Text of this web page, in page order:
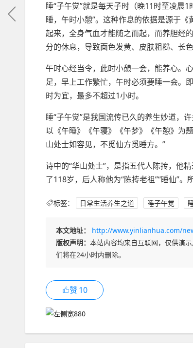
睡“子午觉”就是每天子时（晚11时至凌晨
睡，午时小憩”。这种作息的依据是源于
起来，全身气血才能随之而起，而养胆经
分的休息，导致面色发黄、皮肤粗糙、长
午时心经当令，此时小憩一会，能养心。
足，早上工作繁忙，午时必须要睡一会。
时为宜，最多不超过1小时。
睡“子午觉”是我国流传已久的养生妙道，
以《午睡》《午寝》《午梦》《午憩》为
山处士如容见，不觅仙方觅睡方。”
诗中的“华山处士”，是指五代人陈抟，他
了118岁，后人称他为“陈抟老祖”“睡仙”。
标签： 日常生活养生之道 睡子午觉
本文地址：
http://www.yinlianhua.com/
版权声明： 本站内容均来自互联网，仅供演
们将在24小时内删除。
赞10